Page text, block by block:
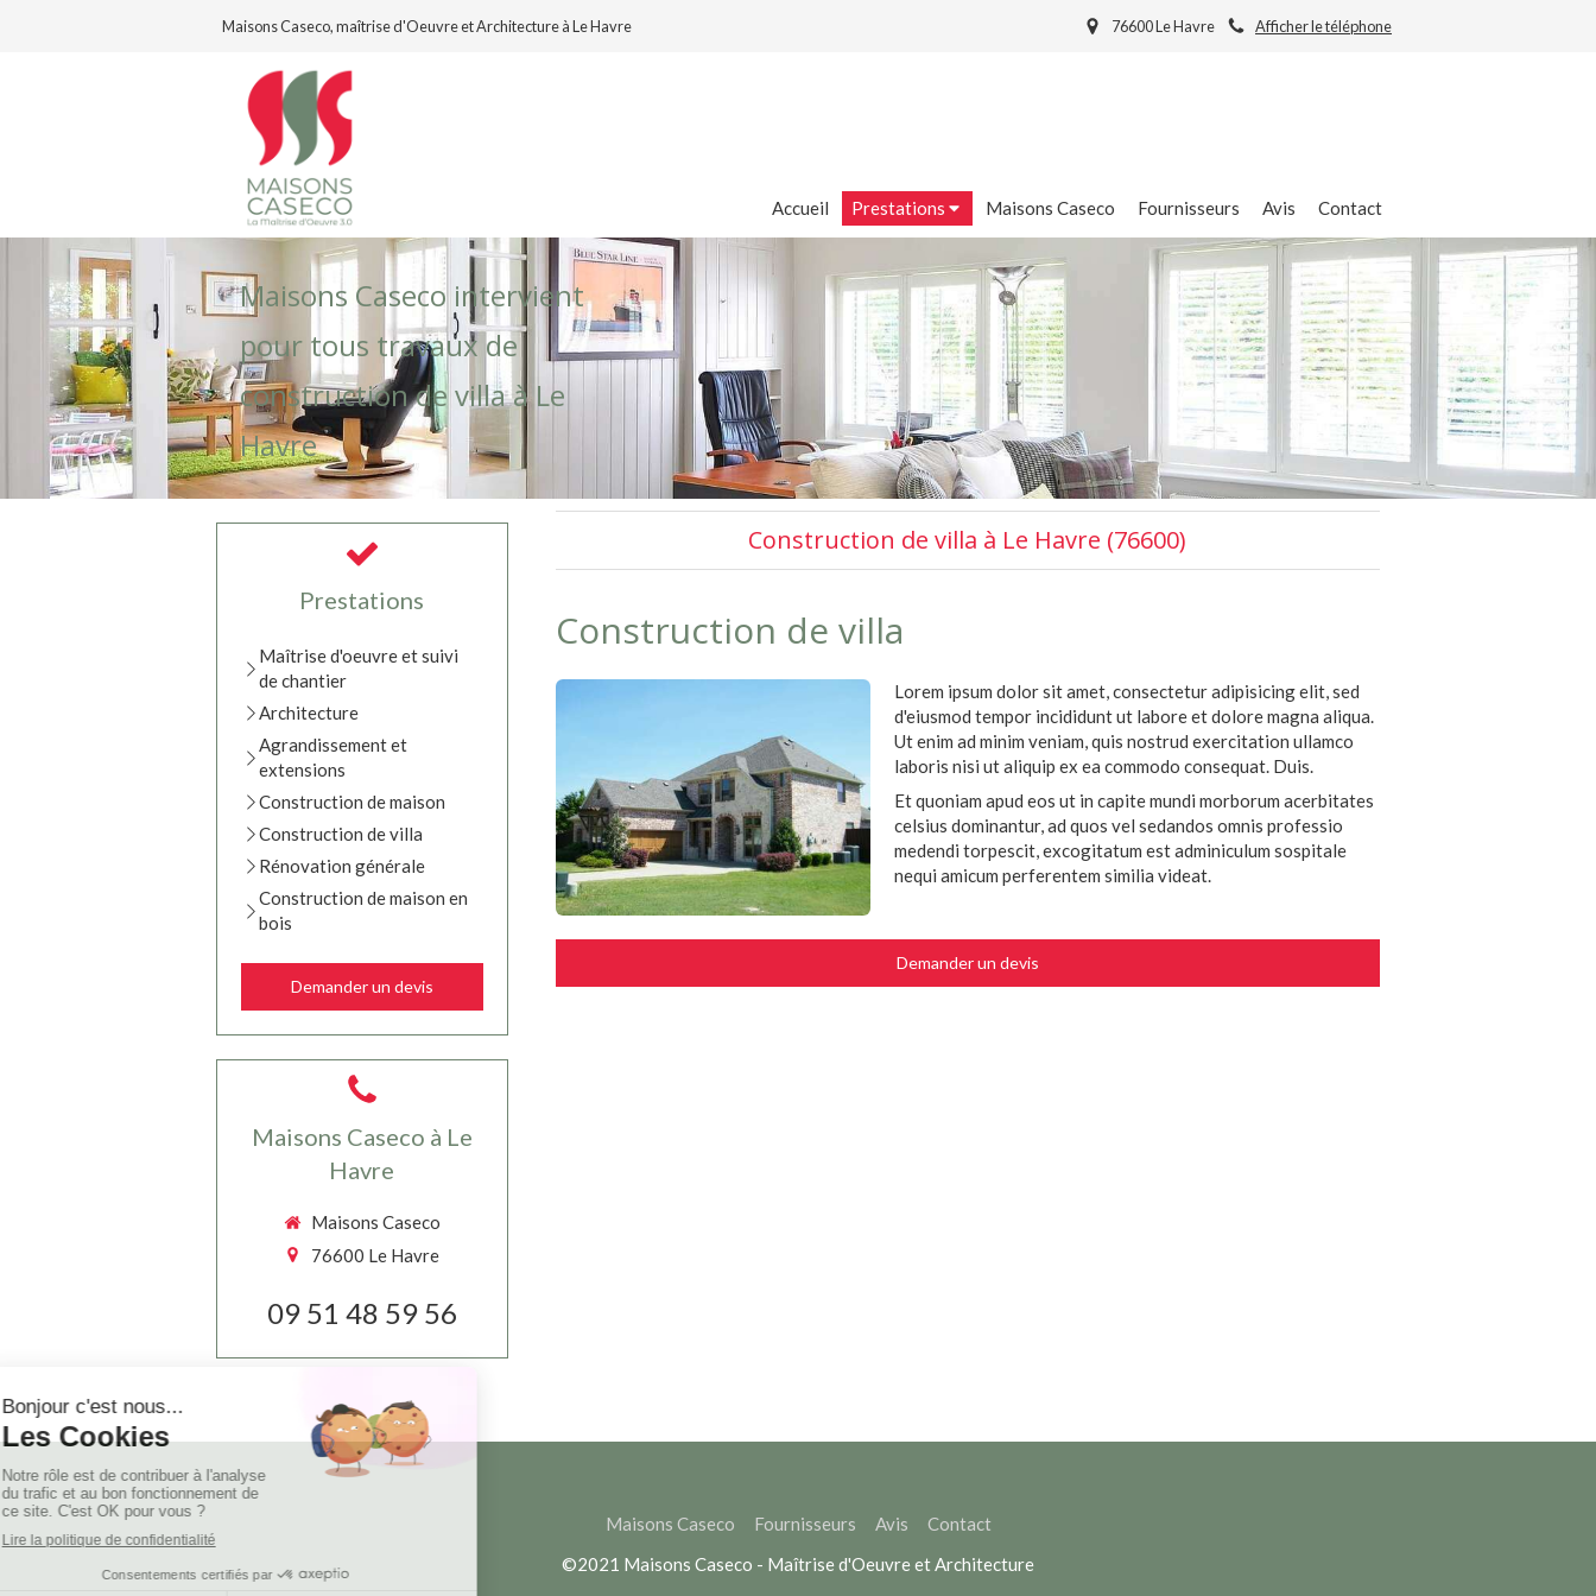
Maisons Caseco, maîtrise d'Oeuvre et Architecture à Le Havre Afficher le téléphone
76600 Le Havre
Accueil Prestations Maisons Caseco Fournisseurs Avis Contact
Maisons Caseco intervient
pour tous travaux de
construction de villa à Le
Havre
Construction de villa à Le Havre (76600)
Construction de villa
Lorem ipsum dolor sit amet, consectetur adipisicing elit, sed
d'eiusmod tempor incididunt ut labore et dolore magna aliqua.
Ut enim ad minim veniam, quis nostrud exercitation ullamco
laboris nisi ut aliquip ex ea commodo consequat. Duis.
Et quoniam apud eos ut in capite mundi morborum acerbitates
celsius dominantur, ad quos vel sedandos omnis professio
medendi torpescit, excogitatum est adminiculum sospitale
nequi amicum perferentem similia videat.
Demander un devis
Prestations
Maîtrise d'oeuvre et suivi
de chantier
Architecture
Agrandissement et
extensions
Construction de maison
Construction de villa
Rénovation générale
Construction de maison en
bois
Demander un devis
Maisons Caseco à Le
Havre
Maisons Caseco
76600 Le Havre
09 51 48 59 56
Maisons Caseco Fournisseurs Avis
Contact
©2021 Maisons Caseco - Maîtrise d'Oeuvre et Architecture